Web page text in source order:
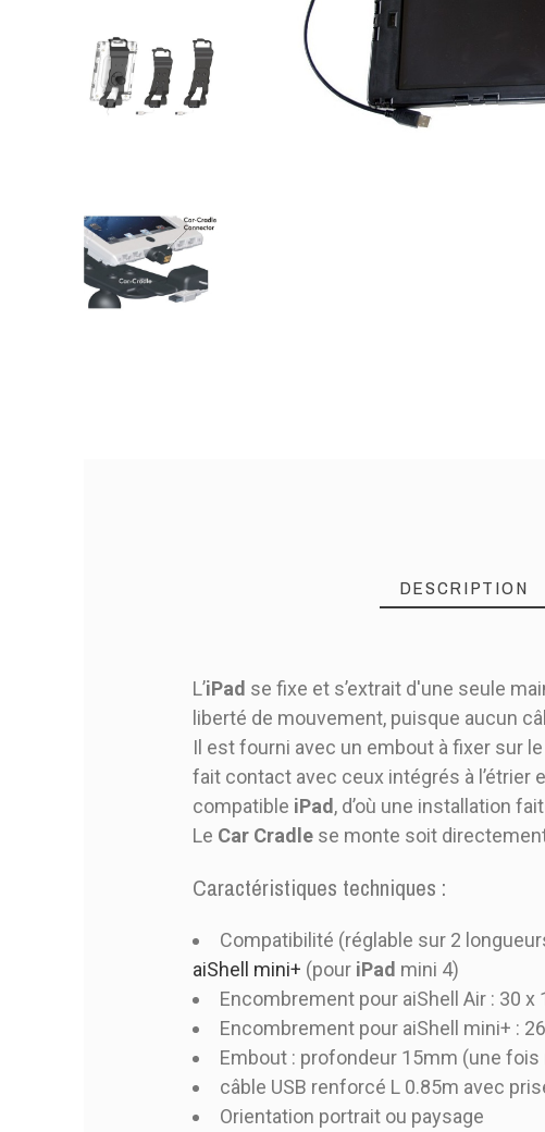
DESCRIPTION
L’iPad se fixe et s’extrait d'une seule
liberté de mouvement, puisque aucun
Il est fourni avec un embout à fixer sur
fait contact avec ceux intégrés à l’étrier
compatible iPad, d’où une installation
Le Car Cradle se monte soit
Caractéristiques techniques :
Compatibilité (réglable sur 2
aiShell mini+ (pour iPad mini 4)
Encombrement pour aiShell Air : 30 x
Encombrement pour aiShell mini+ :
Embout : profondeur 15mm (une fois
câble USB renforcé L 0.85m avec
Orientation portrait ou paysage